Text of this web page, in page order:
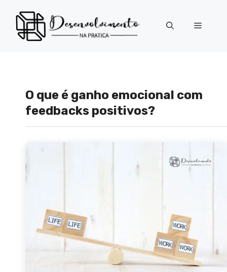
para
conteúdo
Menu
O que é ganho emocional com
feedbacks positivos?